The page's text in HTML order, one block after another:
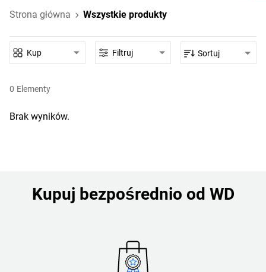
Strona główna Wszystkie produkty
0 Elementy
Kup Filtruj Sortuj
Brak wyników.
Kupuj bezpośrednio od WD